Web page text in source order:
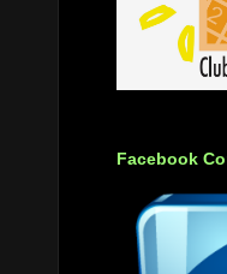
Facebook